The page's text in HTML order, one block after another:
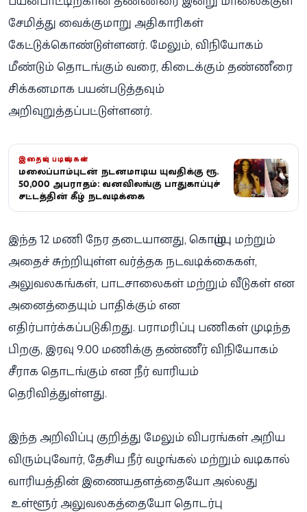
சேமித்து வைக்குமாறு அதிகாரிகள்
கேட்டுக்கொண்டுள்ளனர். மேலும், விநியோகம்
மீண்டும் தொடங்கும் வரை, கிடைக்கும் தண்ணீரை
சிக்கனமாக பயன்படுத்தவும்
அறிவுறுத்தப்பட்டுள்ளனர்.
இதையும் படியுங்கள்
மலைப்பாம்புடன் நடனமாடிய யுவதிக்கு ரூ.
50,000 அபராதம்: வனவிலங்கு பாதுகாப்புச்
சட்டத்தின் கீழ் நடவடிக்கை
இந்த 12 மணி நேர தடையானது, கொழும்பு மற்றும்
அதைச் சுற்றியுள்ள வர்த்தக நடவடிக்கைகள்,
அலுவலகங்கள், பாடசாலைகள் மற்றும் வீடுகள் என
அனைத்தையும் பாதிக்கும் என
எதிர்பார்க்கப்படுகிறது. பராமரிப்பு பணிகள் முடிந்த
பிறகு, இரவு 9.00 மணிக்கு தண்ணீர் விநியோகம்
சீராக தொடங்கும் என நீர் வாரியம்
தெரிவித்துள்ளது.
இந்த அறிவிப்பு குறித்து மேலும் விபரங்கள் அறிய
விரும்புவோர், தேசிய நீர் வழங்கல் மற்றும் வடிகால்
வாரியத்தின் இணையதளத்தையோ அல்லது
உள்ளூர் அலுவலகத்தையோ தொடர்பு